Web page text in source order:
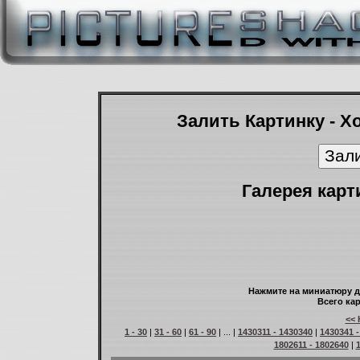
Залить Картинку -
Галерея
Нажмите на миниатюру
Всего
<<
1 - 30 | 31 - 60 | 61 - 90 | ... | 1430311 - 1430340 | 1430341
1802611 - 1802640|